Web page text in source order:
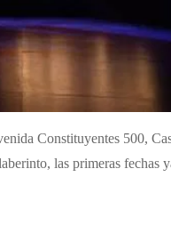
Constituyentes 500,
las primeras fechas